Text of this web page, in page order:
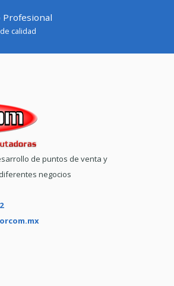
Profesional
calidad
de puntos de venta y
negocios